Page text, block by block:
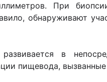
При биопсии
обнаруживают
в
пищевода,